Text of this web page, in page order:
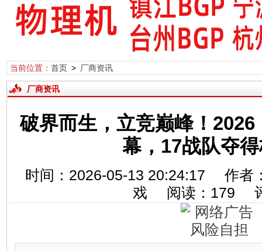
当前位置： 首页 > 厂商资讯
厂商资讯
破界而生，立竞巅峰！
幕，17战队夺
时间：2026-05-13 20:24:17 作
戏 阅读： 179